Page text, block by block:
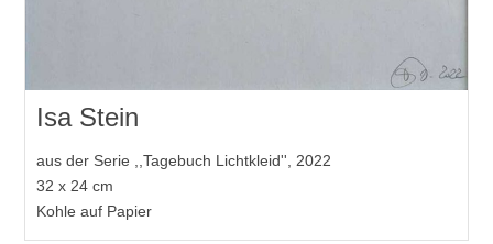
Isa Stein
aus der Serie ,,Tagebuch Lichtkleid'', 2022
32 x 24 cm
Kohle auf Papier